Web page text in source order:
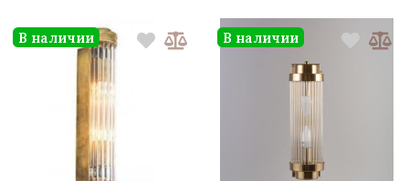
В наличии В наличии